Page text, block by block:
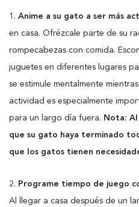
1. Anime a su gato a ser más
en casa. Ofrézcale parte de su
rompecabezas con comida.
juguetes en diferentes lugares
se estimule mentalmente
actividad es especialmente
para un largo día fuera. Nota:
que su gato haya terminado
que los gatos tienen
2. Programe tiempo de juego
Al llegar a casa después de un